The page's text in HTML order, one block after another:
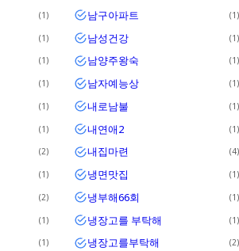
1 남구아파트 1
1 남성건강 1
1 남양주왕숙 1
1 남자예능상 1
1 내로남불 1
1 내연애2 1
2 내집마련 4
1 냉면맛집 1
2 냉부해66회 1
1 냉장고를 부탁해 1
1 냉장고를부탁해 2